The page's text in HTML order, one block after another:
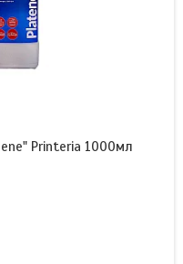
Printeria 1000мл